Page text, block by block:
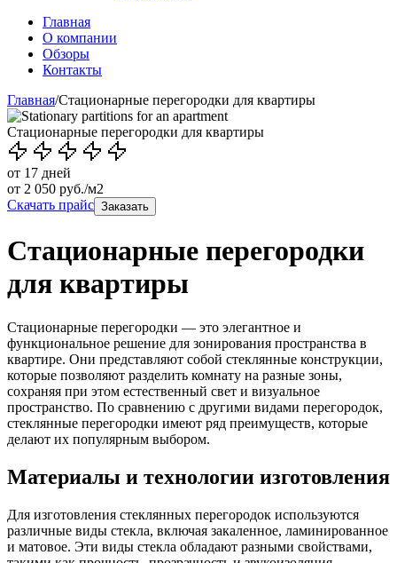
Главная
О компании
Обзоры
Контакты
Главная/Стационарные перегородки для квартиры
Стационарные перегородки для квартиры
от 17 дней
от 2 050 руб./м2
Скачать прайс Заказать
Стационарные перегородки
для квартиры
Стационарные перегородки — это элегантное и
функциональное решение для зонирования пространства в
квартире. Они представляют собой стеклянные конструкции,
которые позволяют разделить комнату на разные зоны,
сохраняя при этом естественный свет и визуальное
пространство. По сравнению с другими видами перегородок,
стеклянные перегородки имеют ряд преимуществ, которые
делают их популярным выбором.
Материалы и технологии изготовления
Для изготовления стеклянных перегородок используются
различные виды стекла, включая закаленное, ламинированное
и матовое. Эти виды стекла обладают разными свойствами,